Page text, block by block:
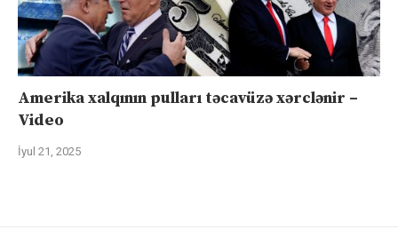
Amerika xalqının pulları təcavüzə xərclənir –
Video
İyul 21, 2025